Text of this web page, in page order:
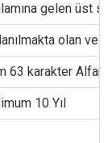
gelen üst
olan
63 karakter
10 Yıl